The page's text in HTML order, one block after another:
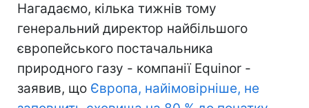
Нагадаємо, кілька тижнів тому
генеральний директор найбільшого
європейського постачальника
природного газу - компанії Equinor -
заявив, що Європа, найімовірніше, не